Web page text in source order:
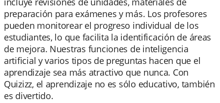
preparación para exámenes y más. Los profesores
pueden monitorear el progreso individual de los
estudiantes, lo que facilita la identificación de áreas
de mejora. Nuestras funciones de inteligencia
artificial y varios tipos de preguntas hacen que el
aprendizaje sea más atractivo que nunca. Con
Quizizz, el aprendizaje no es sólo educativo, también
es divertido.